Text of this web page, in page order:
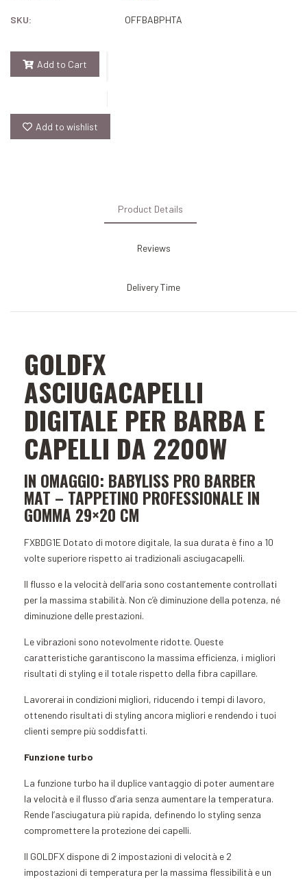
SKU: OFFBABPHTA
Add to Cart
Add to wishlist
Product Details
Reviews
Delivery Time
GOLDFX
ASCIUGACAPELLI
DIGITALE PER BARBA E
CAPELLI DA 2200W
IN OMAGGIO: BABYLISS PRO BARBER
MAT – TAPPETINO PROFESSIONALE IN
GOMMA 29×20 CM
FXBDG1E Dotato di motore digitale, la sua durata è fino a 10
volte superiore rispetto ai tradizionali asciugacapelli.
Il flusso e la velocità dell’aria sono costantemente controllati
per la massima stabilità. Non c’è diminuzione della potenza, né
diminuzione delle prestazioni.
Le vibrazioni sono notevolmente ridotte. Queste
caratteristiche garantiscono la massima efficienza, i migliori
risultati di styling e il totale rispetto della fibra capillare.
Lavorerai in condizioni migliori, riducendo i tempi di lavoro,
ottenendo risultati di styling ancora migliori e rendendo i tuoi
clienti sempre più soddisfatti.
Funzione turbo
La funzione turbo ha il duplice vantaggio di poter aumentare
la velocità e il flusso d’aria senza aumentare la temperatura.
Rende l’asciugatura più rapida, definendo lo styling senza
compromettere la protezione dei capelli.
Il GOLDFX dispone di 2 impostazioni di velocità e 2
impostazioni di temperatura per la massima flessibilità e un